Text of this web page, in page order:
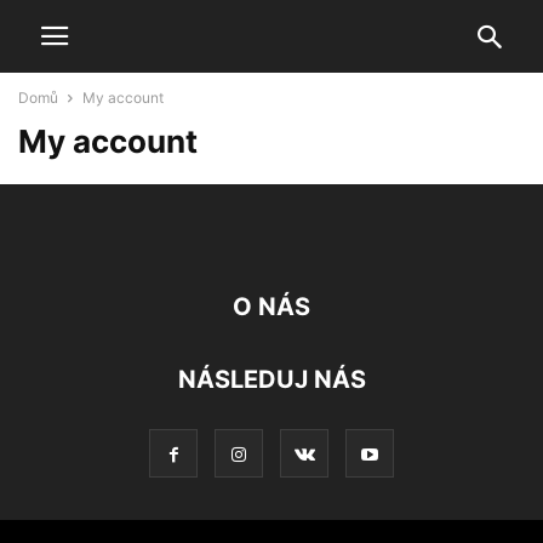
Domů My account
My account
O NÁS
NÁSLEDUJ NÁS